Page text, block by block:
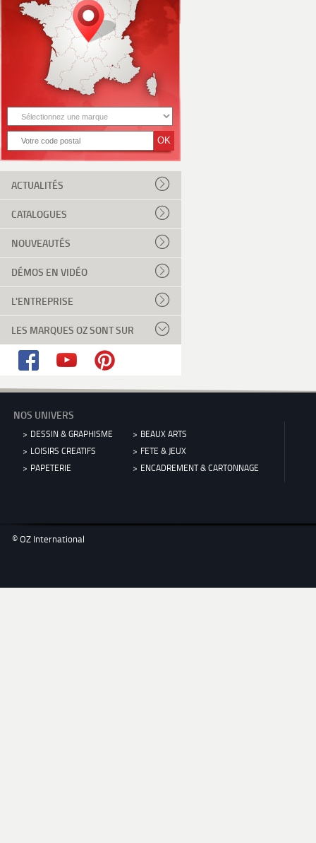
ACTUALITÉS
CATALOGUES
NOUVEAUTÉS
DÉMOS EN VIDÉO
L'ENTREPRISE
LES MARQUES OZ SONT SUR
NOS UNIVERS
DESSIN & GRAPHISME
BEAUX ARTS
LOISIRS CREATIFS
FETE & JEUX
PAPETERIE
ENCADREMENT & CARTONNAGE
© OZ International